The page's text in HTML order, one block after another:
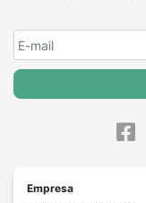
Empresa